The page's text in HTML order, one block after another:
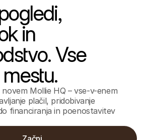
in
Vse
Mollie HQ – vse-v-enem
plačil, pridobivanje
financiranja in poenostavitev
optimiziran za
Ponavljajoča se
Preprečite goljufije
konverzijo
partnerskih agencij